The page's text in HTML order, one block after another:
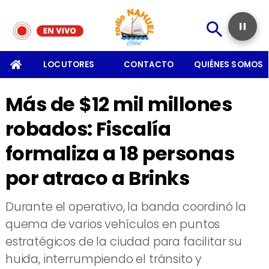
LOCUTORES CONTACTO QUIÉNES SOMOS
Más de $12 mil millones
robados: Fiscalía
formaliza a 18 personas
por atraco a Brinks
​Durante el operativo, la banda coordinó la
quema de varios vehículos en puntos
estratégicos de la ciudad para facilitar su
huida, interrumpiendo el tránsito y